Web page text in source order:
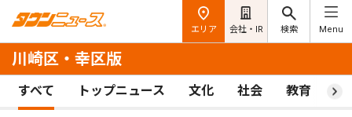
エリア 会社・IR 検索 Menu
川崎区・幸区版
すべて トップニュース 文化 社会 教育 ス